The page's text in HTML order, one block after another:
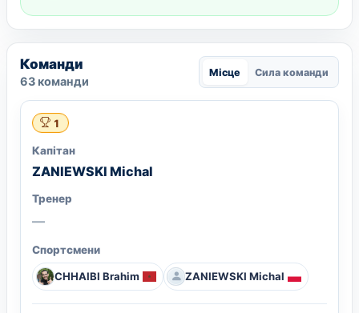
Команди
63 команди
Місце Сила команди
1
Капітан
ZANIEWSKI Michal
Тренер
—
Спортсмени
CHHAIBI Brahim ZANIEWSKI Michal